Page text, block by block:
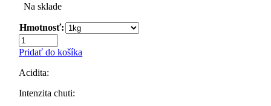
Na sklade
Hmotnosť:
množstvo
Zrnková
Sofi
Blend,
Pridať do košíka
Acidita:
Intenzita chuti: